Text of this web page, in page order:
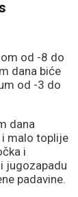
od -8 do
dana biće
od -3 do
dana
i malo toplije
i
jugozapadu
padavine.